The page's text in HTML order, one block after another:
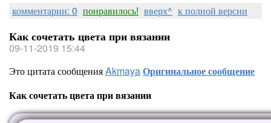
комментарии: 0 понравилось! вверх^ к полной версии
Как сочетать цвета при вязании
09-11-2019 15:44
Это цитата сообщенияAkmayaОригинальное сообщение
Как сочетать цвета при вязании